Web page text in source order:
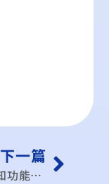
下一篇
【實體】11/14 2025台日生技醫藥研討會－創新複合式療法對高齡認知功能退化之干預效益